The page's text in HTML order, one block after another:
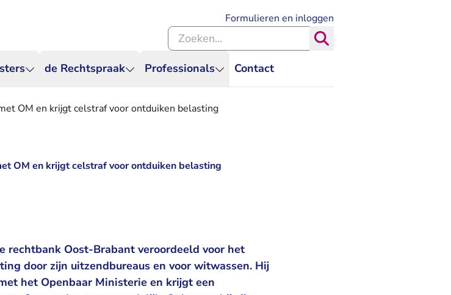
de Rechtspraak Professionals Contact
Formulieren en inloggen
Zoeken binnen de Rechtspraak
OM en krijgt celstraf voor ontduiken belasting
OM en krijgt celstraf voor ontduiken belasting
rechtbank Oost-Brabant veroordeeld voor het
door zijn uitzendbureaus en voor witwassen. Hij
het Openbaar Ministerie en krijgt een